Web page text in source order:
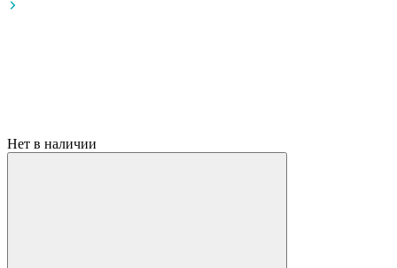
Нет в наличии